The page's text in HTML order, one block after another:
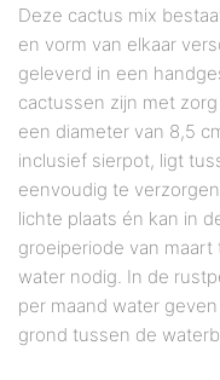
Deze cactus mix
en vorm van elkaar
geleverd in een
cactussen zijn met
een diameter van 8,5
inclusief sierpot, ligt
eenvoudig te
lichte plaats én kan in
groeiperiode van
water nodig. In de
per maand water
grond tussen de